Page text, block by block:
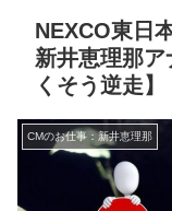
NEXCO東日
新井恵理那
くそう逆走】
CMのお仕事：新井恵理那